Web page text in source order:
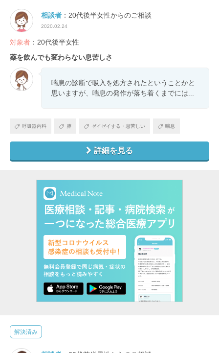
相談者 ：20代後半女性からのご相談
2020.02.24
対象者 ：20代後半女性
薬を飲んでも変わらない息苦しさ
喘息の診断で吸入を処方されたということかと
思いますが、喘息の発作が落ち着くまでには...
呼吸器内科 肺 ゼイゼイする・息苦しい 喘息
詳細を見る
解決済み